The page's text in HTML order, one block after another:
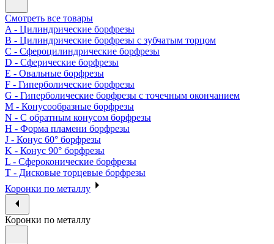
Смотреть все товары
A - Цилиндрические борфрезы
B - Цилиндрические борфрезы с зубчатым торцом
C - Сфероцилиндрические борфрезы
D - Сферические борфрезы
E - Овальные борфрезы
F - Гиперболические борфрезы
G - Гиперболические борфрезы с точечным окончанием
M - Конусообразные борфрезы
N - С обратным конусом борфрезы
H - Форма пламени борфрезы
J - Конус 60° борфрезы
K - Конус 90° борфрезы
L - Сфероконические борфрезы
T - Дисковые торцевые борфрезы
Коронки по металлу
Коронки по металлу